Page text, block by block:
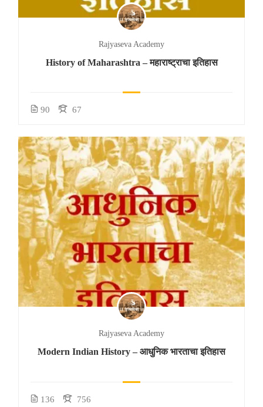
Rajyaseva Academy
History of Maharashtra – महाराष्ट्राचा इतिहास
90 67
Rajyaseva Academy
Modern Indian History – आधुनिक भारताचा इतिहास
136 756